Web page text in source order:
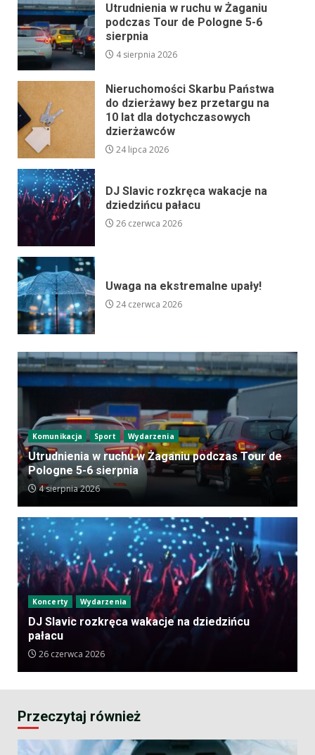
Utrudnienia w ruchu w Żaganiu
podczas Tour de Pologne 5-6
sierpnia
4 sierpnia 2026
Nieruchomości Skarbu Państwa
do dzierżawy bez przetargu na
10 lat dla dotychczasowych
dzierżawców
24 lipca 2026
DJ Slavic rozkręca wakacje na
dziedzińcu pałacu
26 czerwca 2026
Uwaga na ekstremalne upały!
24 czerwca 2026
Komunikacja Sport Wydarzenia
Utrudnienia w ruchu w Żaganiu podczas Tour de
Pologne 5-6 sierpnia
4 sierpnia 2026
Koncerty Wydarzenia
DJ Slavic rozkręca wakacje na dziedzińcu
pałacu
26 czerwca 2026
Przeczytaj również